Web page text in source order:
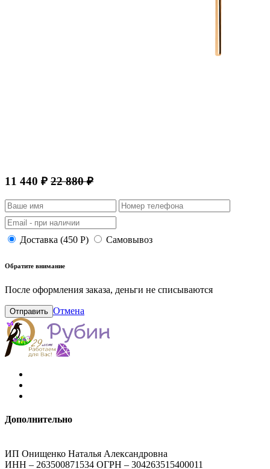
11 440 ₽ 22 880 ₽
Доставка (450 Р) Самовывоз
Обратите внимание
После оформления заказа, деньги не списываются
Отправить Отмена
Дополнительно
ИП Онищенко Наталья Александровна
ИНН – 263500871534 ОГРН – 304263515400011